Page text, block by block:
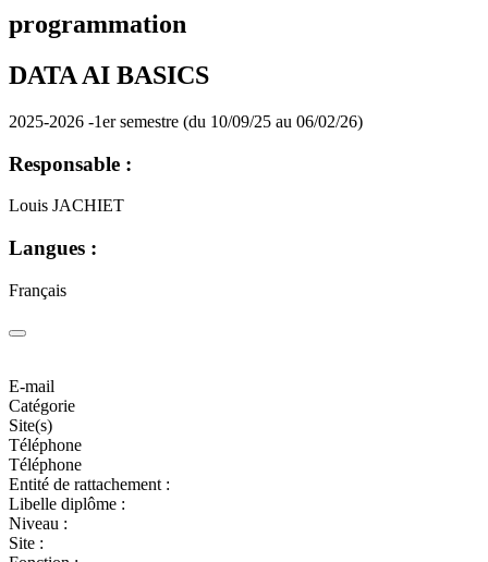
programmation
DATA AI BASICS
2025-2026 -1er semestre (du 10/09/25 au 06/02/26)
Responsable :
Louis JACHIET
Langues :
Français
E-mail
Catégorie
Site(s)
Téléphone
Téléphone
Entité de rattachement :
Libelle diplôme :
Niveau :
Site :